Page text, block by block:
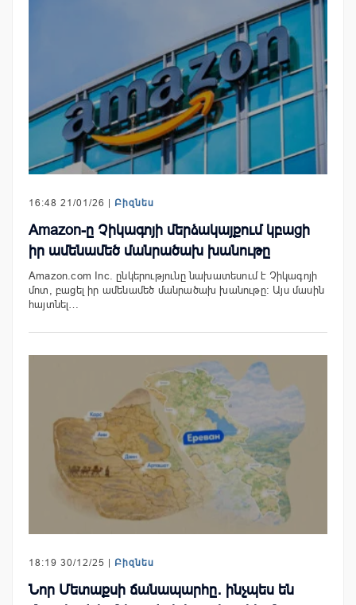
16:48 21/01/26 | Բիզնես
Amazon-ը Չիկագոյի մերձակայքում կբացի
իր ամենամեծ մանրածախ խանութը
Amazon.com Inc. ընկերությունը նախատեսում է Չիկագոյի
մոտ, բացել իր ամենամեծ մանրածախ խանութը: Այս մասին
հայտնել…
18:19 30/12/25 | Բիզնես
Նոր Մետաքսի ճանապարհը․ ինչպես են